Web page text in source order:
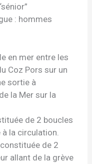
: hommes
en mer entre les
Coz Pors sur un
sortie à
la Mer sur la
de 2 boucles
la circulation.
de 2
allant de la grève